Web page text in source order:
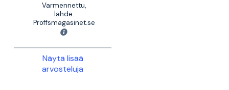
Varmennettu,
lähde:
Proffsmagasinet.se
Näytä lisää
arvosteluja